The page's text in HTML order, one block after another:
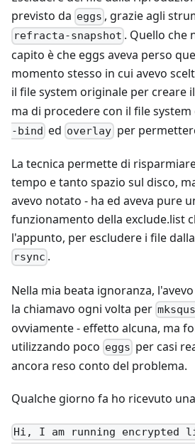
previsto da eggs , grazie agli
refracta-snapshot . Quello che
capito è che eggs aveva perso
momento stesso in cui avevo
il file system originale per creare il
ma di procedere con il file
-bind ed overlayper
La tecnica permette di
tempo e tanto spazio sul disco,
avevo notato - ha ed aveva pure
funzionamento della exclude.list
l'appunto, per escludere i file
rsync .
Nella mia beata ignoranza,
la chiamavo ogni volta per
ovviamente - effetto alcuna, ma
utilizzando poco eggs per casi
ancora reso conto del problema.
Qualche giorno fa ho ricevuto
Hi, I am running encrypted